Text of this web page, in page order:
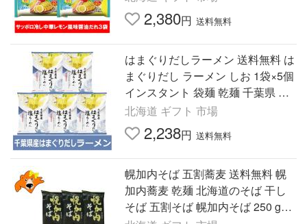
入)×3袋 麺類 ラーメン
2,380円 送料無料
はまぐりだしラーメン 送料無料 は
まぐりだし ラーメン しお 1袋×5個
インスタント 袋麺 乾麺 千葉県 だ
し麺 はまぐり出汁ラーメン 塩ラー
メン 麺類 ラーメン
北海道 ギフト 市場
2,238円 送料無料
幌加内そば 五割蕎麦 送料無料 幌
加内蕎麦 乾麺 北海道のそば 干し
そば 五割そば 幌加内そば 250 g×3